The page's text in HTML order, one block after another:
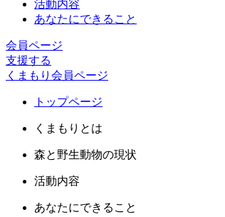
活動内容
あなたにできること
会員ページ
支援する
くまもり会員ページ
トップページ
くまもりとは
森と野生動物の現状
活動内容
あなたにできること